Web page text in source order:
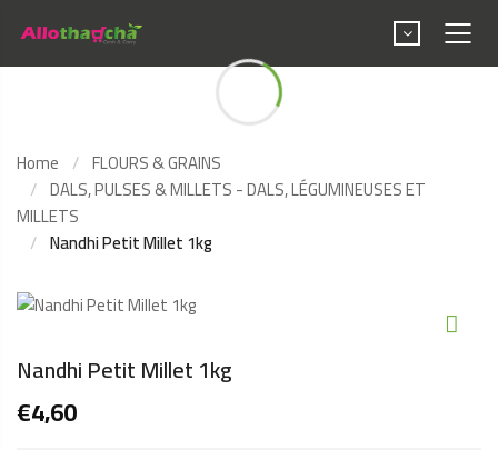
Nandhi Petit Millet 1kg
Home
FLOURS & GRAINS
DALS, PULSES & MILLETS - DALS, LÉGUMINEUSES ET
MILLETS
Nandhi Petit Millet 1kg
Nandhi Petit Millet 1kg
€4,60